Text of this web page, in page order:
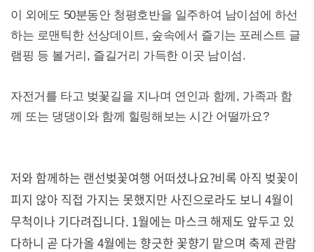
이 외에도 50분동안 청평호반을 일주하여 남이섬에 하선
하는 로맨틱한 선상데이트, 숲속에서 즐기는 포레스트 글
램핑 등 볼거리, 즐길거리 가득한 이곳 남이섬.
자전거를 타고 벚꽃길을 지나며 연인과 함께, 가족과 함
께 또는 댕댕이와 함께 힐링해보는 시간 어떨까요?
저와 함께하는 랜선벚꽃여행 어떠셨나요?비록 아직 벚꽃이
피지 않아 직접 가지는 못했지만 사진으로라도 보니 4월이
무척이나 기다려집니다. 1월에는 마스크 해제도 앞두고 있
다하니 곧 다가올 4월에는 향긋한 꽃향기 맡으며 축제 관람